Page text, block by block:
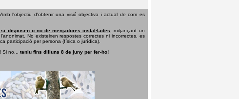
l'objectiu d'obtenir una visió objectiva i actual de com es
disposen o no de menjadores instal·lades, mitjançant un
No existeixen respostes correctes ni incorrectes, es
participació per persona (física o jurídica).
Si no... teniu fins dilluns 8 de juny per fer-ho!